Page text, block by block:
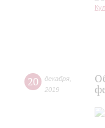
20 декабря
2019